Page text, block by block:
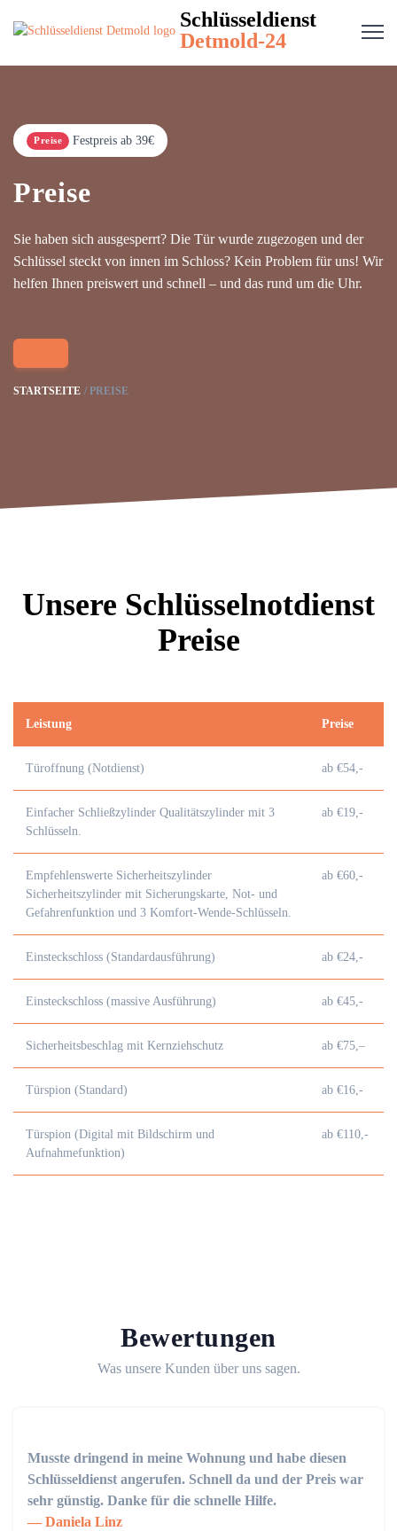
Schlüsseldienst
Detmold-24
Preise Festpreis ab 39€
Preise
Sie haben sich ausgesperrt? Die Tür wurde zugezogen und der
Schlüssel steckt von innen im Schloss? Kein Problem für uns! Wir
helfen Ihnen preiswert und schnell – und das rund um die Uhr.
STARTSEITE PREISE
Unsere Schlüsselnotdienst
Preise
Leistung Preise
Türoffnung (Notdienst) ab €54,-
Einfacher Schließzylinder Qualitätszylinder mit 3
Schlüsseln.
ab €19,-
Empfehlenswerte Sicherheitszylinder
Sicherheitszylinder mit Sicherungskarte, Not- und
Gefahrenfunktion und 3 Komfort-Wende-Schlüsseln.
ab €60,-
Einsteckschloss (Standardausführung) ab €24,-
Einsteckschloss (massive Ausführung) ab €45,-
Sicherheitsbeschlag mit Kernziehschutz ab €75,–
Türspion (Standard) ab €16,-
Türspion (Digital mit Bildschirm und
Aufnahmefunktion)
ab €110,-
Bewertungen
Was unsere Kunden über uns sagen.
Musste dringend in meine Wohnung und habe diesen
Schlüsseldienst angerufen. Schnell da und der Preis war
sehr günstig. Danke für die schnelle Hilfe.
Daniela Linz